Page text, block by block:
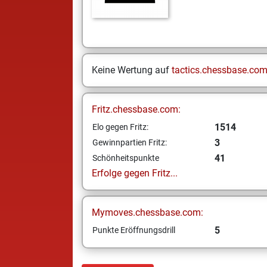
Keine Wertung auf tactics.chessbase.com
Fritz.chessbase.com:
Elo gegen Fritz: 1514
Gewinnpartien Fritz: 3
Schönheitspunkte
41
Erfolge gegen Fritz...
Mymoves.chessbase.com:
Punkte Eröffnungsdrill 5